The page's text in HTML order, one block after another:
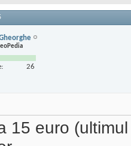
26
15 euro